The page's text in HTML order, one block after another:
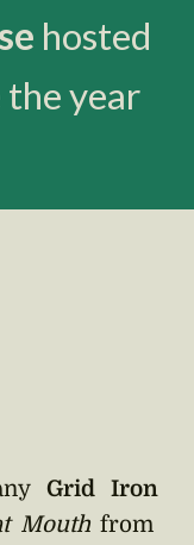
hosted
year
Grid Iron
Mouthfrom